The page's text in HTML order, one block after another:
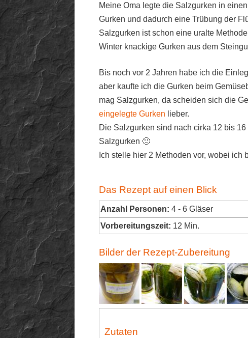
Meine Oma legte die Salzgurken in
Gurken und dadurch eine Trübung der
Salzgurken ist schon eine uralte
Winter knackige Gurken aus dem
Bis noch vor 2 Jahren habe ich die
aber kaufte ich die Gurken beim
mag Salzgurken, da scheiden sich die
eingelegte Gurken lieber.
Die Salzgurken sind nach cirka 12 bis
Salzgurken 🙂
Ich stelle hier 2 Methoden vor, wobei ich
Das Rezept auf einen Blick
Anzahl Personen: 4 - 6 Gläser
Vorbereitungszeit: 12 Min.
Bilder der Rezept-Zubereitung
Zutaten